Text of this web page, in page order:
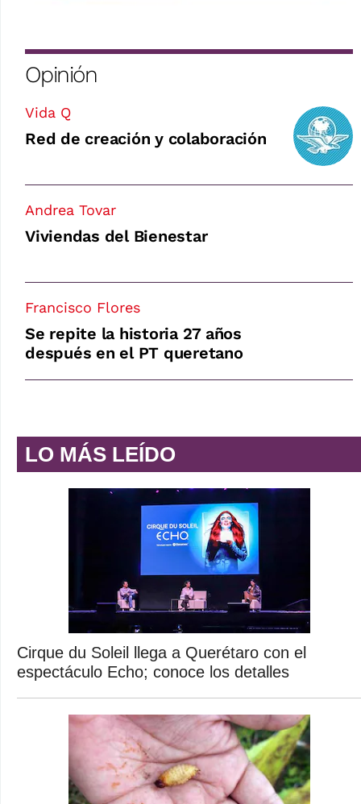
Opinión
Vida Q
Red de creación y colaboración
Andrea Tovar
Viviendas del Bienestar
Francisco Flores
Se repite la historia 27 años
después en el PT queretano
LO MÁS LEÍDO
Cirque du Soleil llega a Querétaro con el
espectáculo Echo; conoce los detalles